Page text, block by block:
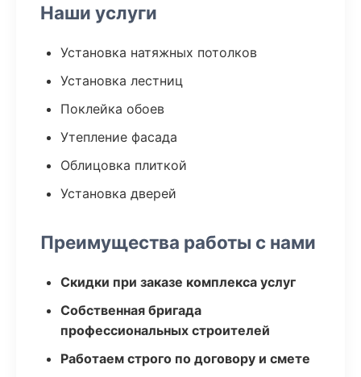
Наши услуги
Установка натяжных потолков
Установка лестниц
Поклейка обоев
Утепление фасада
Облицовка плиткой
Установка дверей
Преимущества работы с нами
Скидки при заказе комплекса услуг
Собственная бригада
профессиональных строителей
Работаем строго по договору и смете